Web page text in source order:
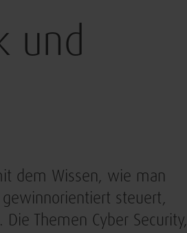
und
dem Wissen, wie man
steuert,
Themen Cyber Security,